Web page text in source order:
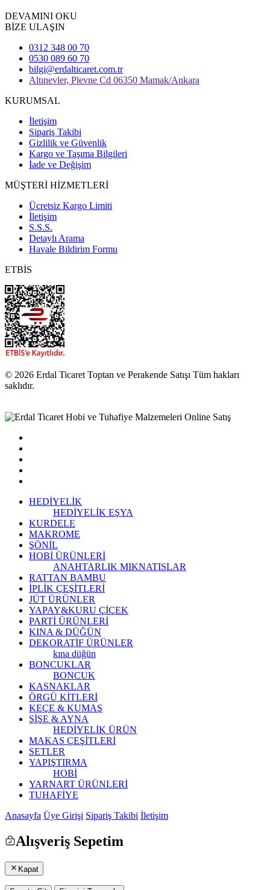
DEVAMINI OKU
BİZE ULAŞIN
0312 348 00 70
0530 089 60 70
bilgi@erdalticaret.com.tr
Altınevler, Plevne Cd 06350 Mamak/Ankara
KURUMSAL
İletişim
Sipariş Takibi
Gizlilik ve Güvenlik
Kargo ve Taşıma Bilgileri
İade ve Değişim
MÜŞTERİ HİZMETLERİ
Ücretsiz Kargo Limiti
İletişim
S.S.S.
Detaylı Arama
Havale Bildirim Formu
ETBİS
© 2026 Erdal Ticaret Toptan ve Perakende Satışı Tüm hakları
saklıdır.
HEDİYELİK
HEDİYELİK EŞYA
KURDELE
MAKROME
ŞÖNİL
HOBİ ÜRÜNLERİ
ANAHTARLIK MIKNATISLAR
RATTAN BAMBU
İPLİK ÇEŞİTLERİ
JÜT ÜRÜNLER
YAPAY&KURU ÇİÇEK
PARTİ ÜRÜNLERİ
KINA & DÜĞÜN
DEKORATİF ÜRÜNLER
kına düğün
BONCUKLAR
BONCUK
KASNAKLAR
ÖRGÜ KİTLERİ
KEÇE & KUMAŞ
ŞİŞE & AYNA
HEDİYELİK ÜRÜN
MAKAS ÇEŞİTLERİ
SETLER
YAPIŞTIRMA
HOBİ
YARNART ÜRÜNLERİ
TUHAFİYE
Anasayfa Üye Girişi Sipariş Takibi İletişim
Alışveriş Sepetim
Kapat